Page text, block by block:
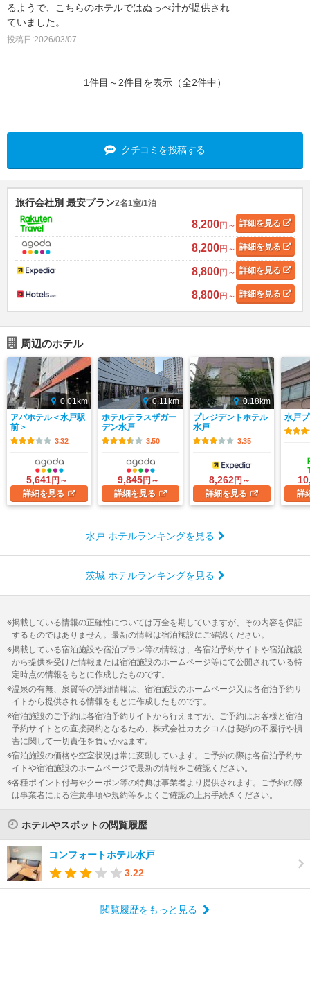
るようで、こちらのホテルではぬっぺ汁が提供され
ていました。
投稿日:2026/03/07
1件目～2件目を表示（全2件中）
クチコミを投稿する
旅行会社別 最安プラン2名1室/1泊
8,200円～ 詳細を見る
8,200円～ 詳細を見る
8,800円～ 詳細を見る
8,800円～ 詳細を見る
周辺のホテル
0.01km
アパホテル＜水戸駅
前＞
3.32
5,641円～
詳細を見る
0.11km
ホテルテラスザガー
デン水戸
3.50
9,845円～
詳細を見る
0.18km
プレジデントホテル
水戸
3.35
8,262円～
詳細を見る
水戸
詳
水戸 ホテルランキングを見る
茨城 ホテルランキングを見る
掲載している情報の正確性については万全を期していますが、その内容を保証
するものではありません。最新の情報は宿泊施設にご確認ください。
掲載している宿泊施設や宿泊プラン等の情報は、各宿泊予約サイトや宿泊施設
から提供を受けた情報または宿泊施設のホームページ等にて公開されている特
定時点の情報をもとに作成したものです。
温泉の有無、泉質等の詳細情報は、宿泊施設のホームページ又は各宿泊予約サ
イトから提供される情報をもとに作成したものです。
宿泊施設のご予約は各宿泊予約サイトから行えますが、ご予約はお客様と宿泊
予約サイトとの直接契約となるため、株式会社カカクコムは契約の不履行や損
害に関して一切責任を負いかねます。
宿泊施設の価格や空室状況は常に変動しています。ご予約の際は各宿泊予約サ
イトや宿泊施設のホームページで最新の情報をご確認ください。
各種ポイント付与やクーポン等の特典は事業者より提供されます。ご予約の際
は事業者による注意事項や規約等をよくご確認の上お手続きください。
ホテルやスポットの閲覧履歴
コンフォートホテル水戸
3.22
閲覧履歴をもっと見る